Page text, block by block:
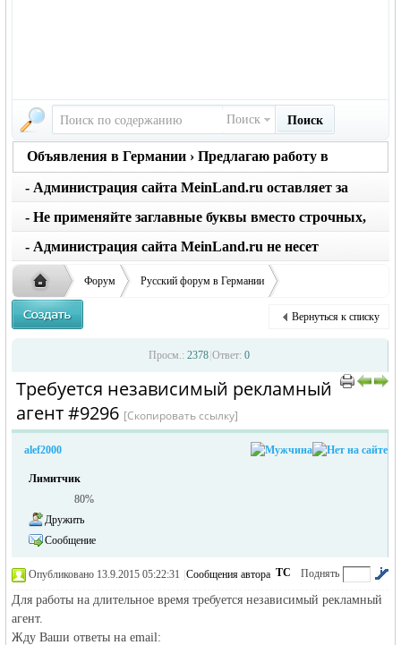
Поиск Поиск
Объявления в Германии › Предлагаю работу в
Германии
- Администрация сайта MeinLand.ru оставляет за
собой право редактировать объявление, не искажая
его смысл
- Не применяйте заглавные буквы вместо строчных,
последует удаление объявления
- Администрация сайта MeinLand.ru не несет
ответственности за содержание размещенных
объявлений
жизнь и
Форум Русский форум в Германии
Объявления в Германии
›
Предлагаю работу в Германии
›
Требуется независимый рекламный агент
Вернуться к списку
Просм.: 2378 Ответ: 0
Требуется независимый рекламный
агент #9296 [Скопировать ссылку]
alef2000
Лимитчик
80%
Дружить
Сообщение
Поднять
ТС
Опубликовано 13.9.2015 05:22:31 Сообщения автора
Для работы на длительное время требуется независимый рекламный
агент.
Жду Ваши ответы на email: